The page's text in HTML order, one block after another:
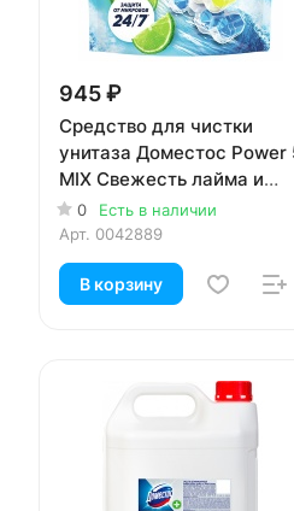
945 ₽
Средство для чистки
унитаза Доместос Power
MIX Свежесть лайма и
свежесть океана 5 х 50 гр
0
Есть в наличии
Арт. 0042889
В корзину